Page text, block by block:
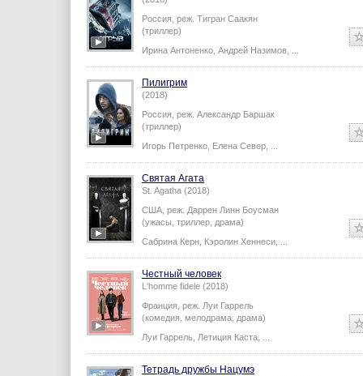
Россия, реж. Тигран Саакян
(триллер)
Ирина Антоненко Андрей Назимов
Пилигрим
(2018)
Россия, реж. Александр Баршак
(триллер)
Игорь Петренко Елена Север
Святая Агата
St. Agatha (2018)
США, реж. Даррен Линн Боусман
(ужасы, триллер, драма)
Сабрина Керн Кэролин Хеннеси
Честный человек
L'homme fidele (2018)
Франция, реж. Луи Гаррель
(комедия, мелодрама, драма)
Луи Гаррель Летиция Каста
Тетрадь дружбы Нацумэ